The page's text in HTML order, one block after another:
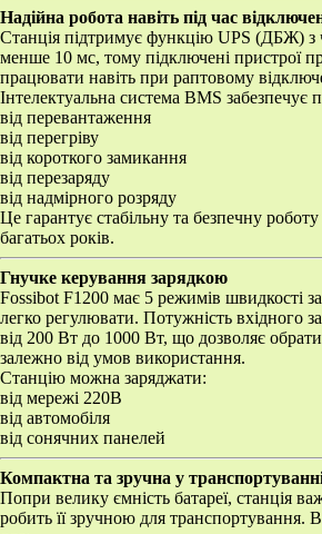
Надійна робота навіть під час
Станція підтримує функцію UPS (ДБЖ) з
менше 10 мс, тому підключені пристрої
працювати навіть при раптовому
Інтелектуальна система BMS забезпечує
від перевантаження
від перегріву
від короткого замикання
від перезаряду
від надмірного розряду
Це гарантує стабільну та безпечну
багатьох років.
Гнучке керування зарядкою
Fossibot F1200 має 5 режимів швидкості
легко регулювати. Потужність вхідного
від 200 Вт до 1000 Вт, що дозволяє
залежно від умов використання.
Станцію можна заряджати:
від мережі 220В
від автомобіля
від сонячних панелей
Компактна та зручна у
Попри велику ємність батареї, станція
робить її зручною для транспортування.